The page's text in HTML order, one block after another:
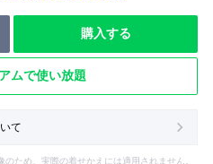
購入する
ムで使い放題
て
ため、実際の着せかえには適用されません。